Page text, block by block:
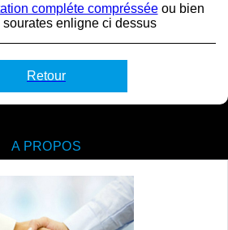
compléte comprésséeou bien
sourates enligne ci dessus
Retour
A PROPOS